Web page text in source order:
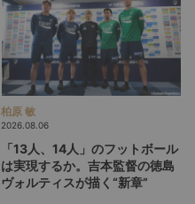
柏原 敏
2026.08.06
「13人、14人」のフットボール
は実現するか。吉本監督の徳島
ヴォルティスが描く“新章”